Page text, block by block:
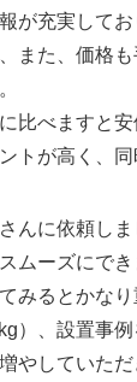
が充実して
また、価格
比べますと
トが高く、同
んに依頼しま
ムーズにでき
みるとかな
）、設置事
やしていた